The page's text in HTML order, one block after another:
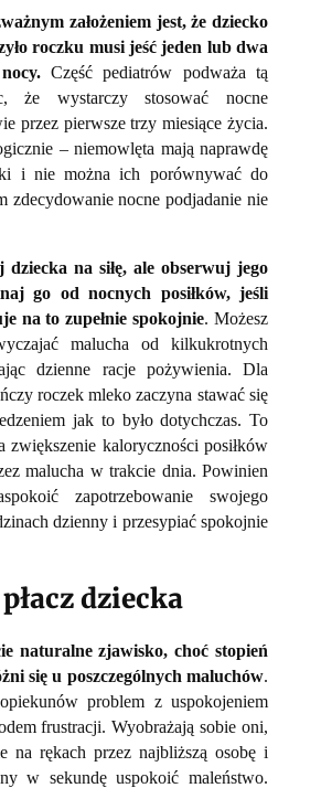
założeniem jest, że dziecko
roczku musi jeść jeden lub dwa
Część pediatrów podważa tą
że wystarczy stosować nocne
przez pierwsze trzy miesiące życia.
– niemowlęta mają naprawdę
i nie można ich porównywać do
zdecydowanie nocne podjadanie nie
na siłę, ale obserwuj jego
go od nocnych posiłków, jeśli
na to zupełnie spokojnie. Możesz
malucha od kilkukrotnych
dzienne racje pożywienia. Dla
roczek mleko zaczyna stawać się
jak to było dotychczas. To
zwiększenie kaloryczności posiłków
malucha w trakcie dnia. Powinien
zapotrzebowanie swojego
dzienny i przesypiać spokojnie
dziecka
naturalne zjawisko, choć stopień
się u poszczególnych maluchów.
problem z uspokojeniem
frustracji. Wyobrażają sobie oni,
na rękach przez najbliższą osobę i
w sekundę uspokoić maleństwo.